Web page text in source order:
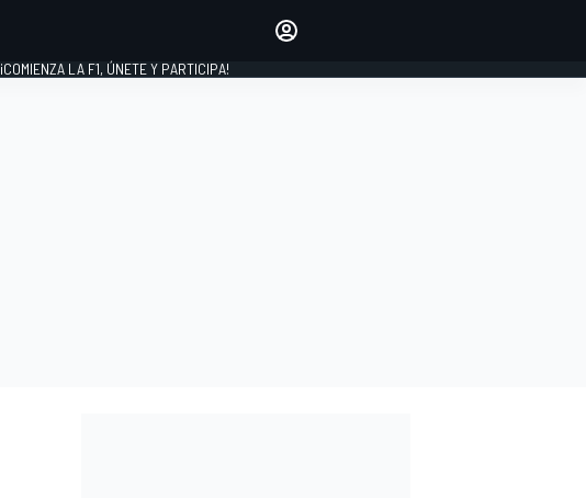
INICIAR SESIÓN
¡COMIENZA LA F1, ÚNETE Y PARTICIPA!